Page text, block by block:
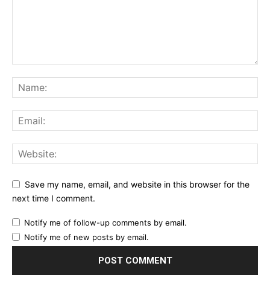
Save my name, email, and website in this browser for the
next time I comment.
Notify me of follow-up comments by email.
Notify me of new posts by email.